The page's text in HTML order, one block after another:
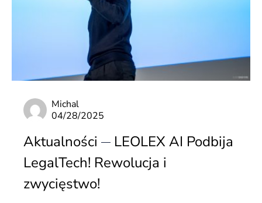
Michal
04/28/2025
Aktualności
LEOLEX AI Podbija
LegalTech! Rewolucja i
zwycięstwo!